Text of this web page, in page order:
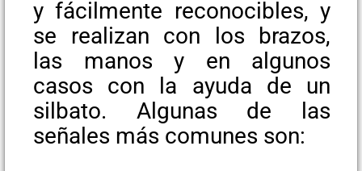
y fácilmente reconocibles, y
se realizan con los brazos,
las manos y en algunos
casos con la ayuda de un
silbato. Algunas de las
señales más comunes son: